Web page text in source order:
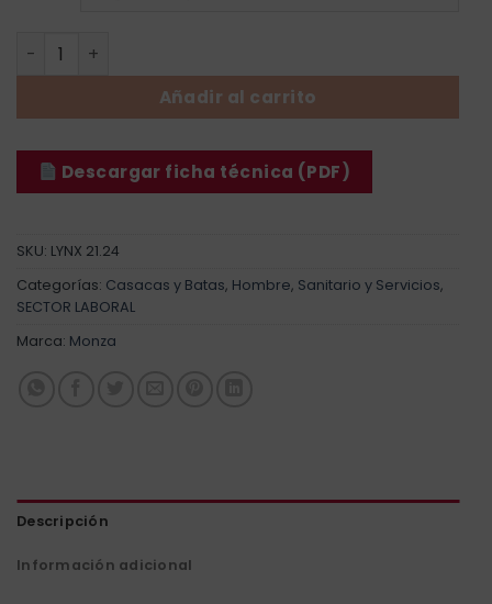
Casaca Lynx - Hombre cantidad
Añadir al carrito
Descargar ficha técnica (PDF)
SKU: LYNX 21.24
Categorías: Casacas y Batas, Hombre, Sanitario y Servicios,
SECTOR LABORAL
Marca: Monza
Descripción
Información adicional